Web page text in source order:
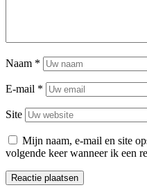
Naam *
E-mail *
Site
Mijn naam, e-mail en site
volgende keer wanneer ik een